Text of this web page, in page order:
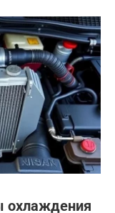
охлаждения